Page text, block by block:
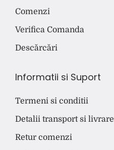
Comenzi
Verifica Comanda
Descărcări
Informatii si Suport
Termeni si conditii
Detalii transport si livrare
Retur comenzi